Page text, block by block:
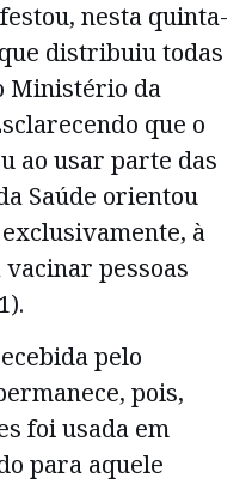
nesta quinta-
distribuiu todas
Ministério da
que o
ao usar parte das
Saúde orientou
à
pessoas
pelo
pois,
foi usada em
para aquele